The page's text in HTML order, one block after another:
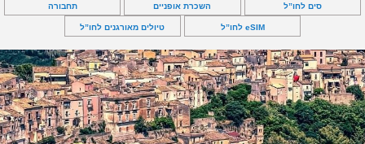
סים לחו”ל השכרת אופניים תחבורה
eSIM לחו”ל טיולים מאורגנים לחו”ל